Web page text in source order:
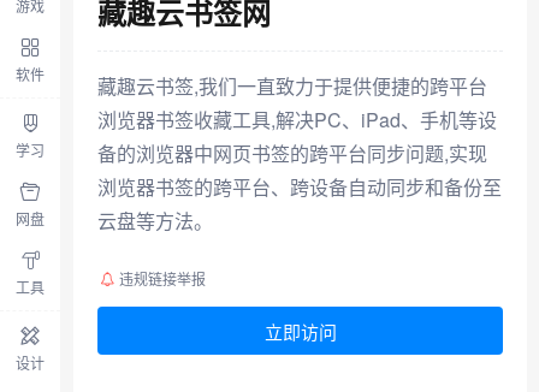
游戏
软件
学习
网盘
工具
设计
藏趣云书签网
藏趣云书签,我们一直致力于提供便捷的跨平台
浏览器书签收藏工具,解决PC、iPad、手机等设
备的浏览器中网页书签的跨平台同步问题,实现
浏览器书签的跨平台、跨设备自动同步和备份至
云盘等方法。
违规链接举报
立即访问